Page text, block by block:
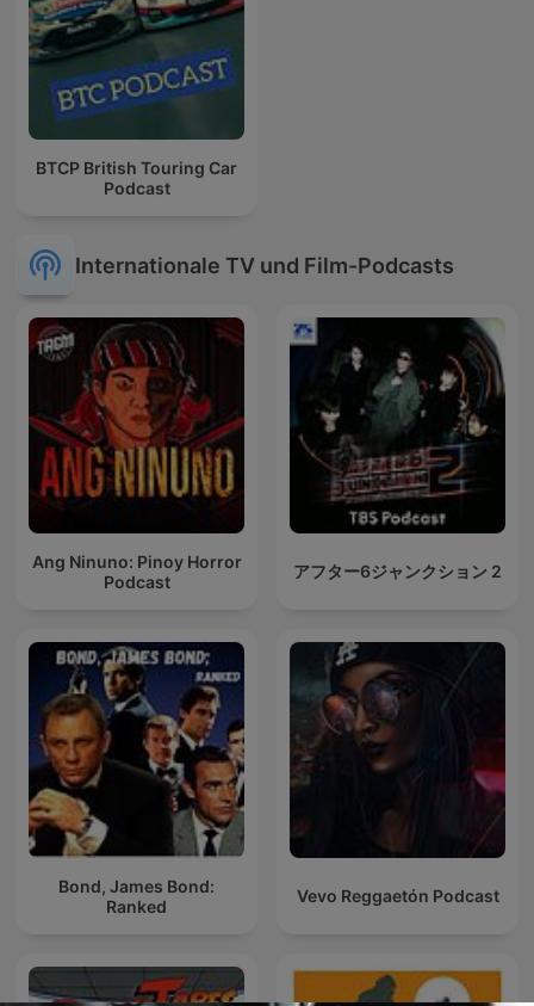
BTCP British Touring Car
Podcast
Internationale TV und Film-Podcasts
Ang Ninuno: Pinoy Horror
Podcast
アフター6ジャンクション 2
Bond, James Bond:
Ranked
Vevo Reggaetón Podcast